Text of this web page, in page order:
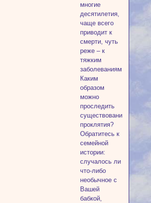
многие
десятилетия,
чаще всего
приводит к
смерти, чуть
реже – к
тяжким
заболеваниям.
Каким
образом
можно
проследить
существование
проклятия?
Обратитесь к
семейной
истории:
случалось ли
что-либо
необычное с
Вашей
бабкой,